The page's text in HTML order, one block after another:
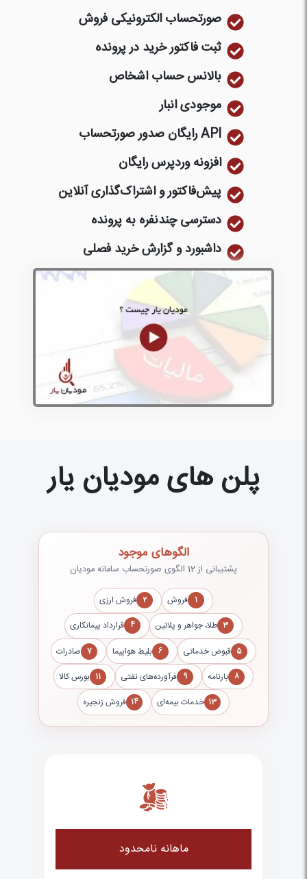
صورتحساب الکترونیکی فروش
ثبت فاکتور خرید در پرونده
بالانس حساب اشخاص
موجودی انبار
API رایگان صدور صورتحساب
افزونه وردپرس رایگان
پیش‌فاکتور و اشتراک‌گذاری آنلاین
دسترسی چندنفره به پرونده
داشبورد و گزارش خرید فصلی
پلن های مودیان یار
الگوهای موجود
پشتیبانی از12 الگوی صورتحساب سامانه مودیان
1 فروش 2 فروش ارزی
3 طلا، جواهر و پلاتین 4 قرارداد پیمانکاری
5 قبوض خدماتی 6 بلیط هواپیما 7 صادرات
8 بارنامه 9 فرآورده‌های نفتی 11 بورس کالا
13 خدمات بیمه‌ای 14 فروش زنجیره
ماهانه نامحدود